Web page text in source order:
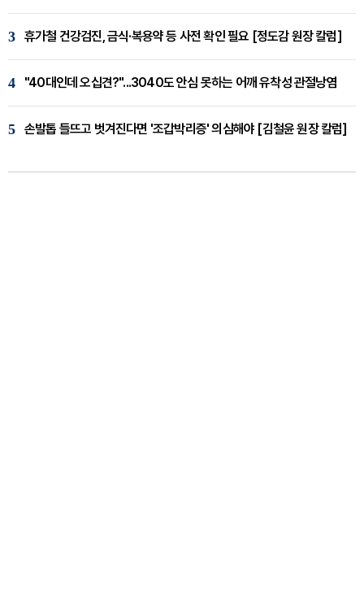
3 휴가철 건강검진, 금식·복용약 등 사전 확인 필요 [정도감 원장 칼럼]
4 "40대인데 오십견?"...3040도 안심 못하는 어깨 유착성 관절낭염
5 손발톱 들뜨고 벗겨진다면 '조갑박리증' 의심해야 [김철윤 원장 칼럼]